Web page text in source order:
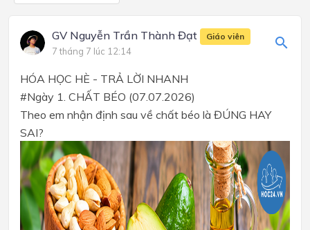
GV Nguyễn Trần Thành Đạt Giáo viên
7 tháng 7 lúc 12:14
HÓA HỌC HÈ - TRẢ LỜI NHANH
#Ngày 1. CHẤT BÉO (07.07.2026)
Theo em nhận định sau về chất béo là ĐÚNG HAY
SAI?